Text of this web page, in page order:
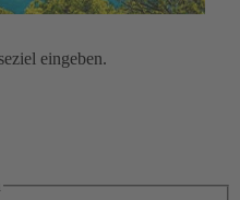
eingeben.